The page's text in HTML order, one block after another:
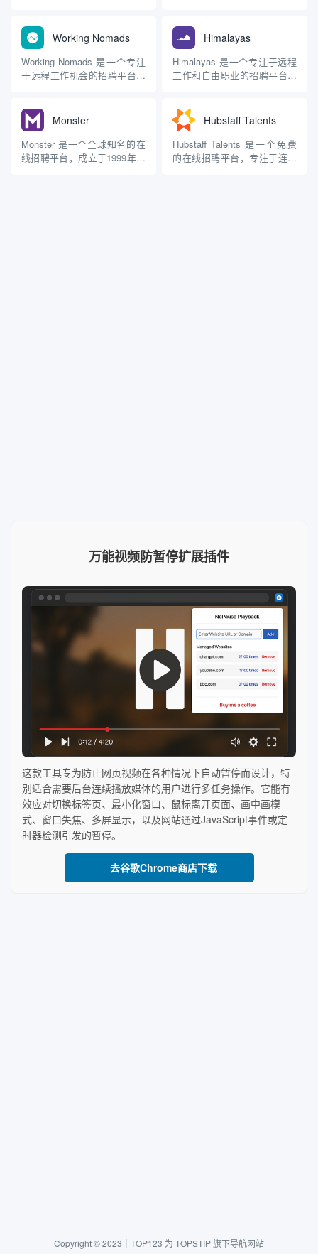
创始人创建，旨在为用户提供
一个全面的资源，以便找到远
程工作机会、投资新兴企业或
招聘合适的人才。 主要功能
（如Upwork或Fiverr）不同，
Solid Gigs 主要作为一个潜在
客户生成工具，通过筛选和推
荐高质量的工作机会，简化...
Working Nomads
Working Nomads 是一个专注
于远程工作机会的招聘平台，
汇集了来自各个行业的远程职
位，特别适合技术、设计、市
场营销等领域的专业人士。 主
要功能 职位聚合 Working
Himalayas
Himalayas 是一个专注于远程
工作和自由职业的招聘平台，
工作机会。该平台汇集了来自
各个行业的远程职位，特别适
合技术、设计和市场营销等领
域的专业人士。 主要功能 职
Monster
Monster 是一个全球知名的在
线招聘平台，成立于1999年，
Hubstaff Talents
Hubstaff Talents 是一个免费
的在线招聘平台，专注于连接
万能视频防暂停扩展插件
这款工具专为防止网页视频在各种情况下自动暂停而设计，特
别适合需要后台连续播放媒体的用户进行多任务操作。它能有
效应对切换标签页、最小化窗口、鼠标离开页面、画中画模
式、窗口失焦、多屏显示，以及网站通过JavaScript事件或定
时器检测引发的暂停。
去谷歌Chrome商店下载
Copyright © 2023｜TOP123 为 TOPSTIP 旗下导航网站